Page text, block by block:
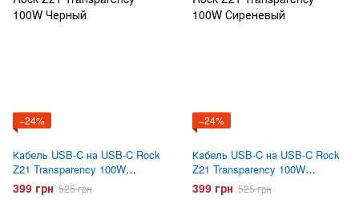
−24%
Кабель USB-C на USB-C Rock
Z21 Transparency 100W
Черный
399 грн 525 грн
−24%
Кабель USB-C на USB-C Rock
Z21 Transparency 100W
Сиреневый
399 грн 525 грн